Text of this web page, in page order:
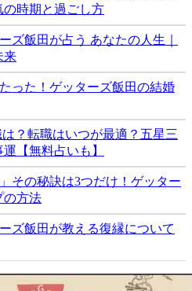
の時期と過ごし方
ズ飯田が占う あなたの人生｜
来
った！ゲッターズ飯田の結婚
は？転職はいつが最適？五星三
【無料占いも】
その秘訣は3つだけ！ゲッター
の方法
ズ飯田が教える復縁について